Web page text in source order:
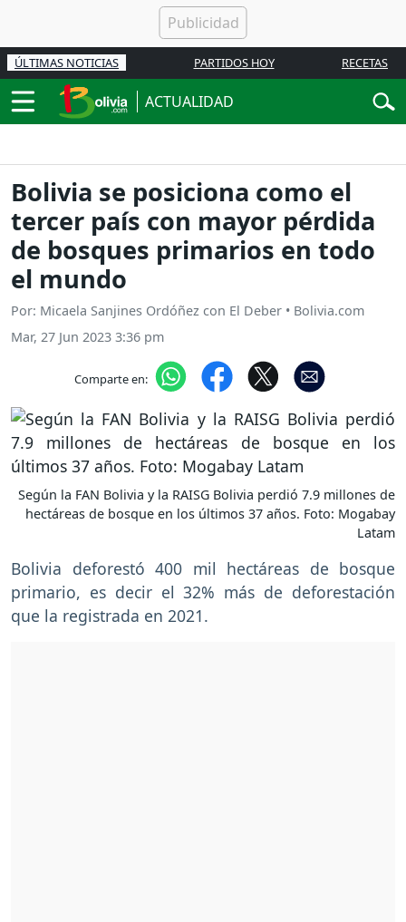
ÚLTIMAS NOTICIAS PARTIDOS HOY RECETAS
ACTUALIDAD
Bolivia se posiciona como el
tercer país con mayor pérdida
de bosques primarios en todo
el mundo
Por: Micaela Sanjines Ordóñez con El Deber • Bolivia.com
Mar, 27 Jun 2023 3:36 pm
Comparte en:
Según la FAN Bolivia y la RAISG Bolivia perdió 7.9 millones de
hectáreas de bosque en los últimos 37 años. Foto: Mogabay
Latam
Bolivia deforestó 400 mil hectáreas de bosque
primario, es decir el 32% más de deforestación
que la registrada en 2021.